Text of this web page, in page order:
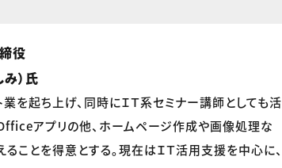
役
）氏
を起ち上げ、同時にＩＴ系セミナー講師としても活
アプリの他、ホームページ作成や画像処理な
ることを得意とする。現在はＩＴ活用支援を中心に、